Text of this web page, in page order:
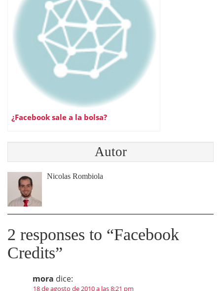
¿Facebook sale a la bolsa?
Autor
Nicolas Rombiola
2 responses to “Facebook
Credits”
mora dice:
18 de agosto de 2010 a las 8:21 pm